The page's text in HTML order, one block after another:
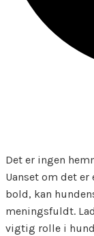
Det er ingen
Uanset om det
bold, kan
meningsfuldt.
vigtig rolle i